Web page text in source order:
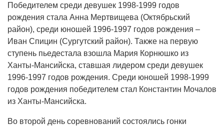
Победителем среди девушек 1998-1999 годов
рождения стала Анна Мертвищева (Октябрьский
район), среди юношей 1996-1997 годов рождения –
Иван Спицин (Сургутский район). Также на первую
ступень пьедестала взошла Мария Корнюшко из
Ханты-Мансийска, ставшая лидером среди девушек
1996-1997 годов рождения. Среди юношей 1998-1999
годов рождения победителем стал Константин Мочалов
из Ханты-Мансийска.
Во второй день соревнований состоялись гонки